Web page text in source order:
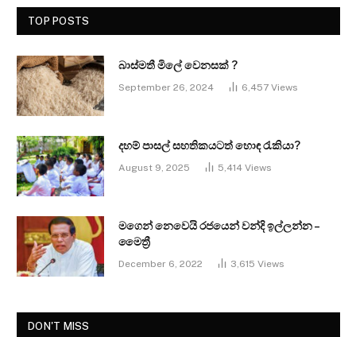
TOP POSTS
බාස්මතී මිලේ වෙනසක් ?
September 26, 2024 6,457 Views
දහම් පාසල් සහතිකයටත් හොඳ රැකියා?
August 9, 2025 5,414 Views
මගෙන් නෙවෙයි රජයෙන් වන්දි ඉල්ලන්න –
මෛත්‍රී
December 6, 2022 3,615 Views
DON'T MISS